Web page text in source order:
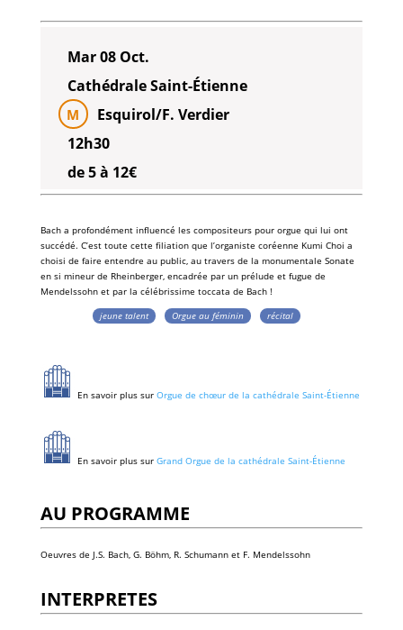
Mar 08 Oct.
Cathédrale Saint-Étienne
M
Esquirol/F. Verdier
12h30
de 5 à 12€
Bacha profondément influencé lescompositeurs pour orgue qui lui ont
succédé. C’est toute cette filiation que l’organiste coréenne Kumi Choi a
choisi de faire entendre au public, au travers de la monumentale Sonate
en si mineur de Rheinberger, encadrée par un prélude et fugue de
Mendelssohnet par la célébrissime toccata de Bach!
jeune talent
Orgue au féminin récital
En savoir plus sur Orgue de chœur de la cathédrale Saint-Étienne
En savoir plus sur Grand Orgue de la cathédrale Saint-Étienne
AU PROGRAMME
Oeuvres de J.S. Bach, G. Böhm, R. Schumann et F. Mendelssohn
INTERPRETES